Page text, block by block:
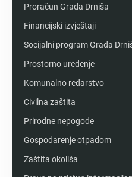
Proračun Grada Drniša
Financijski izvještaji
Socijalni program Grada
Prostorno uređenje
Komunalno redarstvo
Civilna zaštita
Prirodne nepogode
Gospodarenje otpadom
Zaštita okoliša